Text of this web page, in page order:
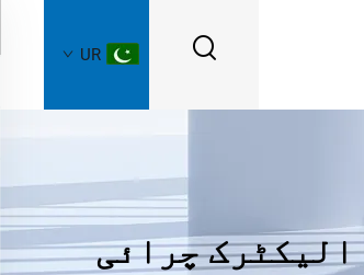
UR
الیکٹرک چرائی